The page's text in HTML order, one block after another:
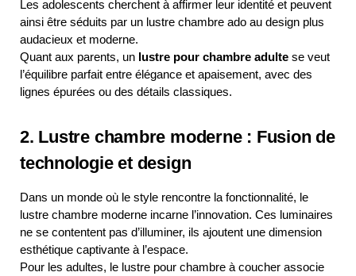
Les adolescents cherchent à affirmer leur identité et peuvent
ainsi être séduits par un lustre chambre ado au design plus
audacieux et moderne.
Quant aux parents, un lustre pour chambre adulte se veut
l’équilibre parfait entre élégance et apaisement, avec des
lignes épurées ou des détails classiques.
2. Lustre chambre moderne : Fusion de
technologie et design
Dans un monde où le style rencontre la fonctionnalité, le
lustre chambre moderne incarne l’innovation. Ces luminaires
ne se contentent pas d’illuminer, ils ajoutent une dimension
esthétique captivante à l’espace.
Pour les adultes, le lustre pour chambre à coucher associe